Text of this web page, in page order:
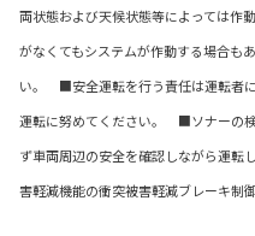
両状態および天候状態等によっては作
がなくてもシステムが作動する場合
い。 ■安全運転を行う責任は運転者
運転に努めてください。 ■ソナーの
ず車両周辺の安全を確認しながら運転
害軽減機能の衝突被害軽減ブレーキ制